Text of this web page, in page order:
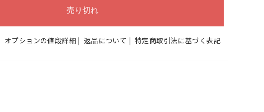
オプションの値段詳細 | 返品について | 特定商取引法に基づく表記